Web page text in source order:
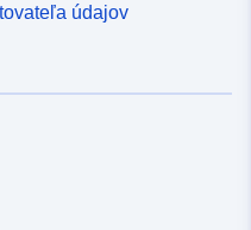
údajov